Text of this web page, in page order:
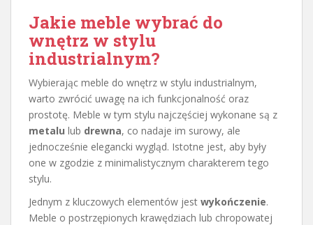
Jakie meble wybrać do
wnętrz w stylu
industrialnym?
Wybierając meble do wnętrz w stylu industrialnym,
warto zwrócić uwagę na ich funkcjonalność oraz
prostotę. Meble w tym stylu najczęściej wykonane są z
metalu lub drewna, co nadaje im surowy, ale
jednocześnie elegancki wygląd. Istotne jest, aby były
one w zgodzie z minimalistycznym charakterem tego
stylu.
Jednym z kluczowych elementów jest wykończenie.
Meble o postrzępionych krawędziach lub chropowatej